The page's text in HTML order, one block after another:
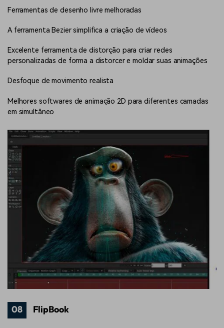
Ferramentas de desenho livre melhoradas
A ferramenta Bezier simplifica a criação de vídeos
Excelente ferramenta de distorção para criar redes
personalizadas de forma a distorcer e moldar suas animações
Desfoque de movimento realista
Melhores softwares de animação 2D para diferentes camadas
em simultâneo
08 FlipBook